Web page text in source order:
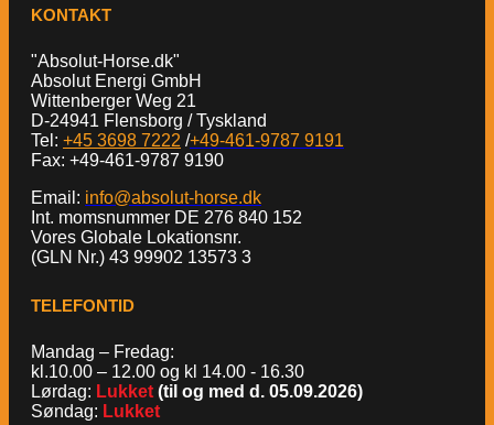
KONTAKT
"Absolut-Horse.dk"
Absolut Energi GmbH
Wittenberger Weg 21
D-24941 Flensborg / Tyskland
Tel: +45 3698 7222 /+49-461-9787 9191
Fax: +49-461-9787 9190
Email: info@absolut-horse.dk
Int. momsnummer DE 276 840 152
Vores Globale Lokationsnr.
(GLN Nr.) 43 99902 13573 3
TELEFONTID
Mandag – Fredag:
kl.10.00 – 12.00 og kl 14.00 - 16.30
Lørdag: Lukket (til og med d. 05.09.2026)
Søndag: Lukket